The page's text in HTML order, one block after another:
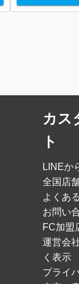
カス
ト
LINEか
全国店
よくあ
お問い
FC加盟
運営会
く表示
プライ